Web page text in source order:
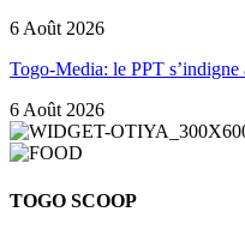
6 Août 2026
Togo-Media: le PPT
6 Août 2026
TOGO SCOOP